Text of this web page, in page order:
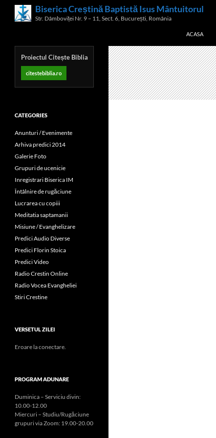
Biserica Creștină Baptistă Isus Mântuitorul
Str. Dâmboviței Nr. 9 – 11, Sect. 6, București, România
Search
ACASA
Proiectul Citește Biblia
citestebiblia.ro
CATEGORIES
Anunturi / Evenimente
Arhiva predici 2014
Galerie Foto
Grupuri de ucenicie
Inregistrari Biserica IM
Întâlnire de rugăciune
Lucrarea cu copiii
Meditatia saptamanii
Misiune / Evanghelizare
Predici Audio Diverse
Predici Florin Stoica
Predici Video
Radio Crestin Online
Radio Vocea Evangheliei
Stiri Crestine
VERSETUL ZILEI
Eroare la conectare.
PROGRAM ADUNARE
Duminica – Serviciu divin:
10.00-12.00
Miercuri – Studiu/Rugăciune
grupuri via Zoom: 19.00-20.00